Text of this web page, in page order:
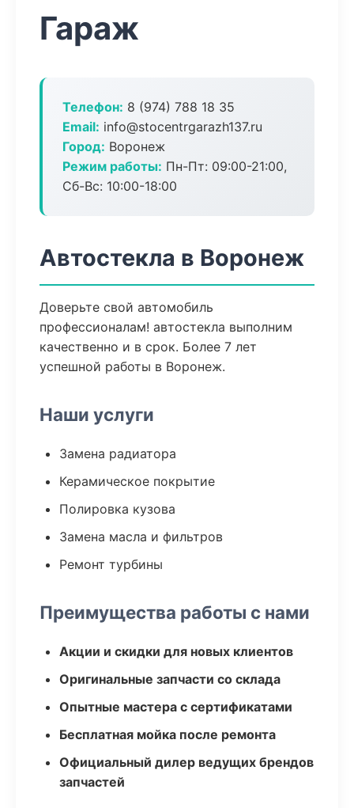
Гараж
Телефон: 8 (974) 788 18 35
Email: info@stocentrgarazh137.ru
Город: Воронеж
Режим работы: Пн-Пт: 09:00-21:00,
Сб-Вс: 10:00-18:00
Автостекла в Воронеж
Доверьте свой автомобиль
профессионалам! автостекла выполним
качественно и в срок. Более 7 лет
успешной работы в Воронеж.
Наши услуги
Замена радиатора
Керамическое покрытие
Полировка кузова
Замена масла и фильтров
Ремонт турбины
Преимущества работы с нами
Акции и скидки для новых клиентов
Оригинальные запчасти со склада
Опытные мастера с сертификатами
Бесплатная мойка после ремонта
Официальный дилер ведущих брендов
запчастей